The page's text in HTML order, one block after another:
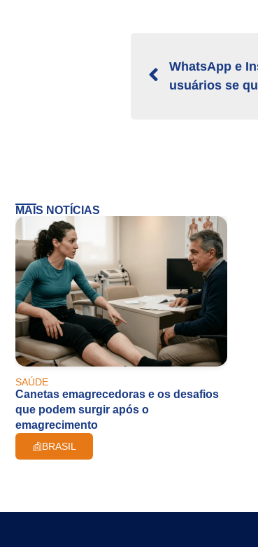
WhatsApp e
usuários se
MAIS NOTÍCIAS
SAÚDE
Canetas emagrecedoras e os desafios
que podem surgir após o
emagrecimento
BRASIL